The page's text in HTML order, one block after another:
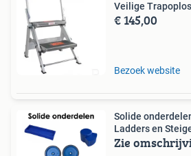
Veilige
€ 145,00
Bezoek website
Solide
Ladders en
Zie